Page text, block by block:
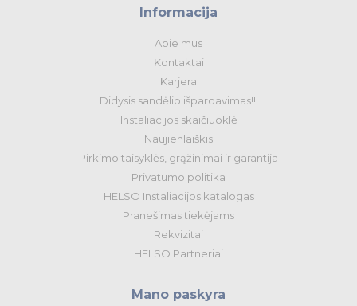
Informacija
Apie mus
Kontaktai
Karjera
Didysis sandėlio išpardavimas!!!
Instaliacijos skaičiuoklė
Naujienlaiškis
Pirkimo taisyklės, grąžinimai ir garantija
Privatumo politika
HELSO Instaliacijos katalogas
Pranešimas tiekėjams
Rekvizitai
HELSO Partneriai
Mano paskyra